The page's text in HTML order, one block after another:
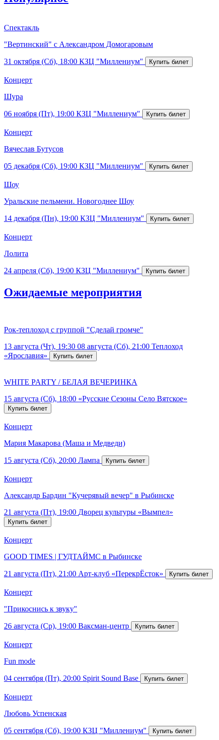
Спектакль
"Вертинский" с Александром Домогаровым
31 октября (Сб), 18:00 КЗЦ "Миллениум"
Концерт
Шура
06 ноября (Пт), 19:00 КЗЦ "Миллениум"
Концерт
Вячеслав Бутусов
05 декабря (Сб), 19:00 КЗЦ "Миллениум"
Шоу
Уральские пельмени. Новогоднее Шоу
14 декабря (Пн), 19:00 КЗЦ "Миллениум"
Концерт
Лолита
24 апреля (Сб), 19:00 КЗЦ "Миллениум"
Ожидаемые мероприятия
Рок-теплоход с группой "Сделай громче"
13 августа (Чт), 19:30 08 августа (Сб), 21:00 Теплоход
«Ярославия»
WHITE PARTY / БЕЛАЯ ВЕЧЕРИНКА
15 августа (Сб), 18:00 «Русские Сезоны Село Вятское»
Концерт
Мария Макарова (Маша и Медведи)
15 августа (Сб), 20:00 Лампа
Концерт
Александр Бардин "Кучерявый вечер" в Рыбинске
21 августа (Пт), 19:00 Дворец культуры «Вымпел»
Концерт
GOOD TIMES | ГУДТАЙМС в Рыбинске
21 августа (Пт), 21:00 Арт-клуб «ПерекрЁсток»
Концерт
"Прикоснись к звуку"
26 августа (Ср), 19:00 Ваксман-центр
Концерт
Fun mode
04 сентября (Пт), 20:00 Spirit Sound Base
Концерт
Любовь Успенская
05 сентября (Сб), 19:00 КЗЦ "Миллениум"